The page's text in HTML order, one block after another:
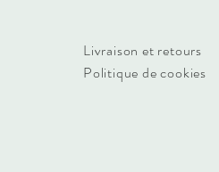
Livraison et retours
Politique de cookies